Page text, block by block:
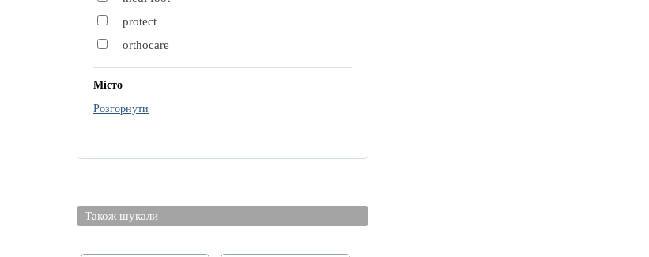
protect
orthocare
Місто
Київ
Розгорнути
Також шукали